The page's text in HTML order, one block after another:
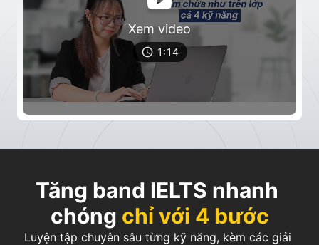
Xem video
1:14
Tăng band IELTS nhanh
chóng chỉ với 4 bước
Luyện tập chuyên sâu từng kỹ năng, kèm các giải